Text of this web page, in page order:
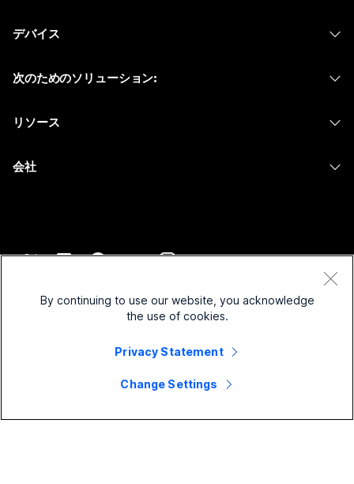
Meetings
セキュリティ
デバイス
次のためのソリューション:
非営利
スタートアップ
ハイブリッド ワーク
リソース
インクルージョン
会社
セールスに問い合わせ
Webex ソート リーダーシップ
Webex Merch Store
キャリア
プライバシーステートメント
By continuing to use our website, you acknowledge
the use of cookies.
Privacy Statement
Change Settings